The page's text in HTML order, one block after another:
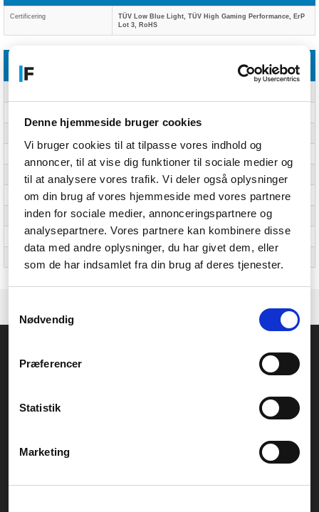
Denne hjemmeside bruger cookies
Vi bruger cookies til at tilpasse vores indhold og
annoncer, til at vise dig funktioner til sociale medier og
til at analysere vores trafik. Vi deler også oplysninger
om din brug af vores hjemmeside med vores partnere
inden for sociale medier, annonceringspartnere og
analysepartnere. Vores partnere kan kombinere disse
data med andre oplysninger, du har givet dem, eller
som de har indsamlet fra din brug af deres tjenester.
Nødvendig
Præferencer
Statistik
Marketing
Certificering
TÜV Low Blue Light, TÜV High Gaming Performance, ErP
Lot 3, RoHS
Display
Maksimal opdateringshastighed 240 Hz
Naturligt aspektforhold 16:10
Kontrastforhold (typisk) 1200:1
Farveområde 100% DCI-P3
CVR.: 26208637
Generelle henvendelser:
Service- og reklamationsafdelingen: